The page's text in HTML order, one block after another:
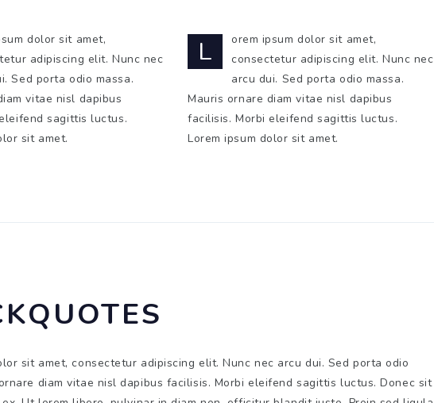
dolor sit amet,
adipiscing elit. Nunc nec
Sed porta odio massa.
vitae nisl dapibus
sagittis luctus.
sit amet.
L
orem ipsum dolor sit amet,
consectetur adipiscing elit. Nunc nec
arcu dui. Sed porta odio massa.
Mauris ornare diam vitae nisl dapibus
facilisis. Morbi eleifend sagittis luctus.
Lorem ipsum dolor sit amet.
sit amet, consectetur adipiscing elit. Nunc nec arcu dui. Sed porta odio
diam vitae nisl dapibus facilisis. Morbi eleifend sagittis luctus. Donec sit